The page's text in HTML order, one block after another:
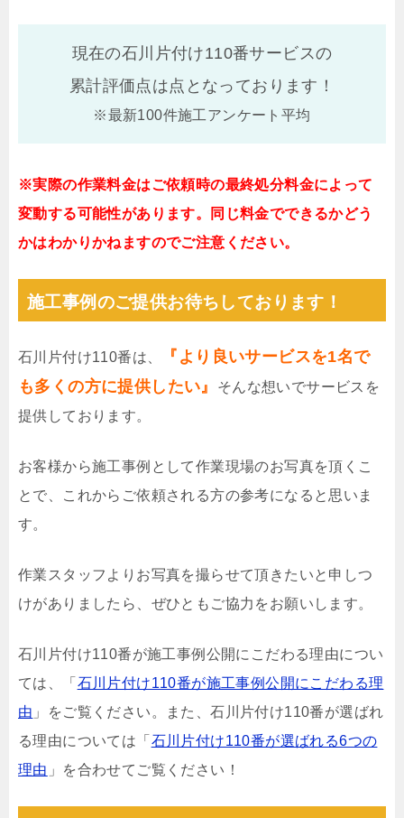
現在の石川片付け110番サービスの
累計評価点は点となっております！
※最新100件施工アンケート平均
※実際の作業料金はご依頼時の最終処分料金によって
変動する可能性があります。同じ料金でできるかどう
かはわかりかねますのでご注意ください。
施工事例のご提供お待ちしております！
石川片付け110番は、
『より良いサービスを1名で
も多くの方に提供したい』
そんな想いでサービスを
提供しております。
お客様から施工事例として作業現場のお写真を頂くこ
とで、これからご依頼される方の参考になると思いま
す。
作業スタッフよりお写真を撮らせて頂きたいと申しつ
けがありましたら、ぜひともご協力をお願いします。
石川片付け110番が施工事例公開にこだわる理由につい
ては、「 石川片付け110番が施工事例公開にこだわる理
由 」をご覧ください。また、石川片付け110番が選ばれ
る理由については「 石川片付け110番が選ばれる6つの
理由 」を合わせてご覧ください！